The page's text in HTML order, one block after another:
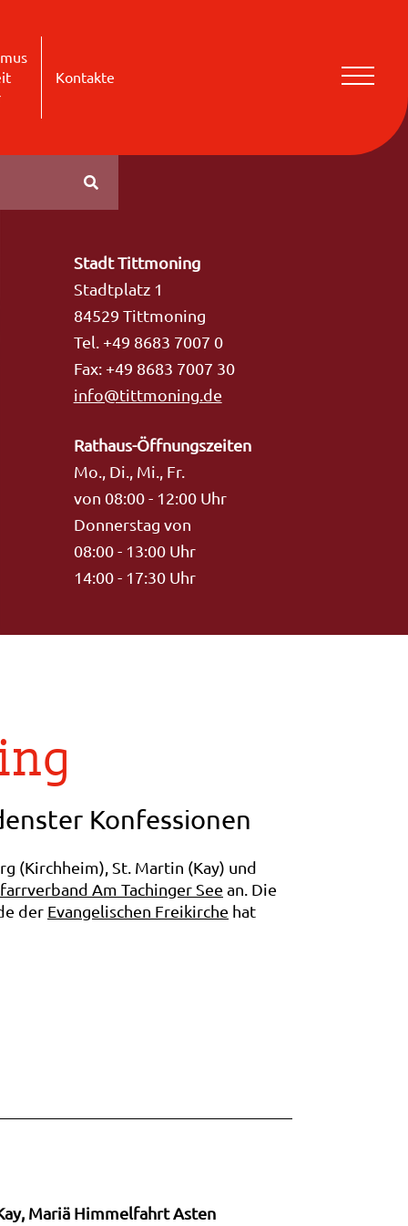
Kontakte
Stadt Tittmoning
Stadtplatz 1
84529 Tittmoning
Tel. +49 8683 7007 0
Fax: +49 8683 7007 30
info@tittmoning.de
Rathaus-Öffnungszeiten
Mo., Di., Mi., Fr.
von 08:00 - 12:00 Uhr
Donnerstag von
08:00 - 13:00 Uhr
14:00 - 17:30 Uhr
Konfessionen
(Kirchheim), St. Martin (Kay) und
Am Tachinger See an. Die
der Evangelischen Freikirche hat
Mariä Himmelfahrt Asten